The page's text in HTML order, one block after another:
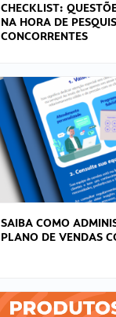
CHECKLIST:
NA HORA DE
CONCORRENTES
SAIBA COMO
PLANO DE VENDAS